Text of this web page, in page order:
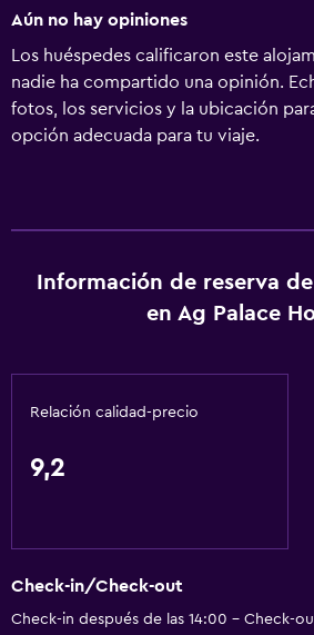
Aún no hay opiniones
Los huéspedes calificaron este
nadie ha compartido una opinión.
fotos, los servicios y la ubicación
opción adecuada para tu viaje.
Información de reserva
en Ag Palace
Relación calidad-precio
9,2
Check-in/Check-out
Check-in después de las 14:00 - Check-